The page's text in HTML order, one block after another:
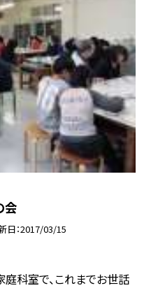
会
日 2017/03/15
庭科室で、これまでお世話